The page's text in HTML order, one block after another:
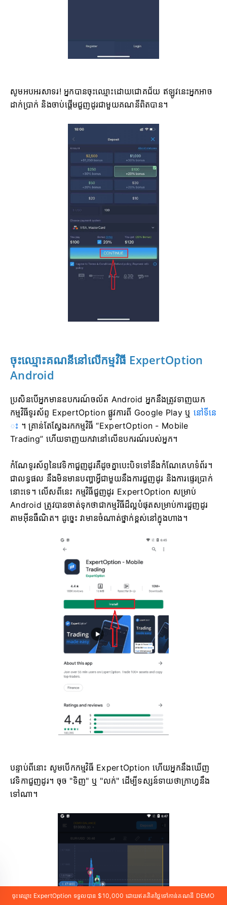
សូមអបអរសាទរ! អ្នកបានចុះឈ្មោះដោយជោគជ័យ ឥឡូវនេះអ្នកអាច
ដាក់ប្រាក់ និងចាប់ផ្តើមជួញដូរជាមួយគណនីពិតបាន។
ចុះឈ្មោះគណនីនៅលើកម្មវិធី ExpertOption
Android
ប្រសិនបើអ្នកមានឧបករណ៍ចល័ត Android អ្នកនឹងត្រូវទាញយក
កម្មវិធីទូរស័ព្ទ ExpertOption ផ្លូវការពី Google Play ឬ នៅទីនេ
ះ ។ គ្រាន់តែស្វែងរកកម្មវិធី “ExpertOption - Mobile
Trading” ហើយទាញយកវានៅលើឧបករណ៍របស់អ្នក។
កំណែទូរស័ព្ទនៃវេទិកាជួញដូរគឺដូចគ្នាបេះបិទទៅនឹងកំណែគេហទំព័រ។
ជាលទ្ធផល នឹងមិនមានបញ្ហាអ្វីជាមួយនឹងការជួញដូរ និងការផ្ទេរប្រាក់
នោះទេ។ លើសពីនេះ កម្មវិធីជួញដូរ ExpertOption សម្រាប់
Android ត្រូវបានចាត់ទុកថាជាកម្មវិធីដ៏ល្អបំផុតសម្រាប់ការជួញដូរ
តាមអ៊ីនធឺណិត។ ដូច្នេះ វាមានចំណាត់ថ្នាក់ខ្ពស់នៅក្នុងហាង។
បន្ទាប់ពីនោះ សូមបើកកម្មវិធី ExpertOption ហើយអ្នកនឹងឃើញ
វេទិកាជួញដូរ។ ចុច "ទិញ" ឬ "លក់" ដើម្បីទស្សន៍ទាយថាក្រាហ្វនឹង
ទៅណា។
ចុះឈ្មោះ ExpertOption ទទួលបាន $10,000 ដោយឥតគិតថ្លៃទៅកាន់គណនី DEMO